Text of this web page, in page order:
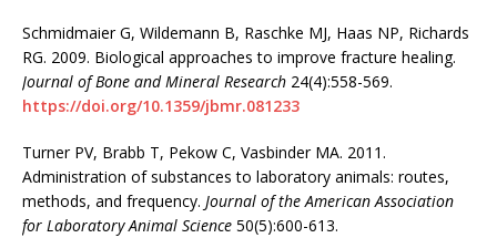
Schmidmaier G, Wildemann B, Raschke MJ, Haas NP, Richards
RG. 2009. Biological approaches to improve fracture healing.
Journal of Bone and Mineral Research 24(4):558-569.
https://doi.org/10.1359/jbmr.081233
Turner PV, Brabb T, Pekow C, Vasbinder MA. 2011.
Administration of substances to laboratory animals: routes,
methods, and frequency. Journal of the American Association
for Laboratory Animal Science 50(5):600-613.